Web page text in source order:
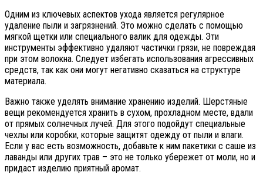
Одним из ключевых аспектов ухода является регулярное
удаление пыли и загрязнений. Это можно сделать с помощью
мягкой щетки или специального валик для одежды. Эти
инструменты эффективно удаляют частички грязи, не повреждая
при этом волокна. Следует избегать использования агрессивных
средств, так как они могут негативно сказаться на структуре
материала.
Важно также уделять внимание хранению изделий. Шерстяные
вещи рекомендуется хранить в сухом, прохладном месте, вдали
от прямых солнечных лучей. Для этого подойдут специальные
чехлы или коробки, которые защитят одежду от пыли и влаги.
Если у вас есть возможность, добавьте к ним пакетики с саше из
лаванды или других трав – это не только убережет от моли, но и
придаст изделию приятный аромат.